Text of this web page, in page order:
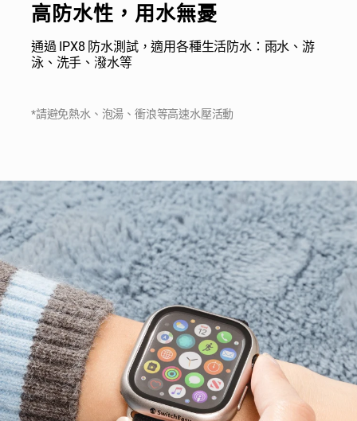
高防水性，用水無憂
通過 IPX8 防水測試，適用各種生活防水：雨水、游
泳、洗手、潑水等
*請避免熱水、泡湯、衝浪等高速水壓活動